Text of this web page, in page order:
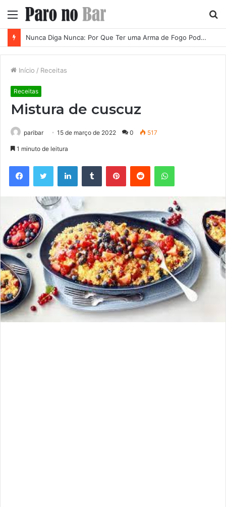
Menu
Nunca Diga Nunca: Por Que Ter uma Arma de Fogo Pode se Tornar uma Necessidade em Diferentes Momentos da Vida
Início / Receitas
Receitas
Mistura de cuscuz
paribar 15 de março de 2022 0 517
1 minuto de leitura
FacebookTwitter LinkedinTumblr PinterestReddit WhatsApp